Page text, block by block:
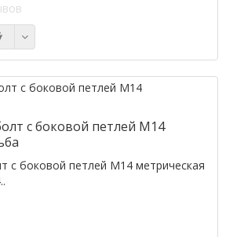
с боковой петлей M14
с боковой петлей M14 метрическая